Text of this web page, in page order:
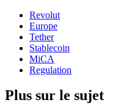
Revolut
Europe
Tether
Stablecoin
MiCA
Regulation
Plus sur le sujet